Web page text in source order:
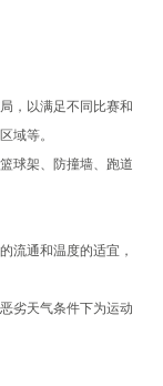
，以满足不同比赛和
域等。
球架、防撞墙、跑道
流通和温度的适宜，
劣天气条件下为运动